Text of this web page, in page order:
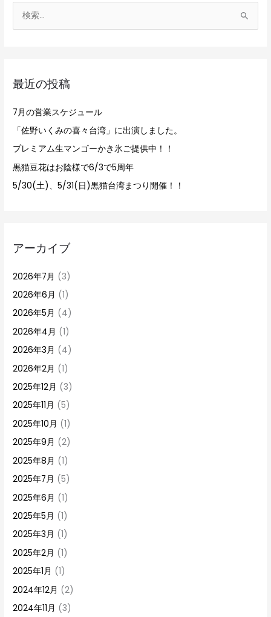
:最近の投稿
7月の営業スケジュール
「佐野いくみの喜々台湾」に出演しました。
プレミアム生マンゴーかき氷ご提供中！！
黒猫豆花はお陰様で6/3で5周年
5/30(土)、5/31(日)黒猫台湾まつり開催！！
アーカイブ
2026年7月 (3)
2026年6月 (1)
2026年5月 (4)
2026年4月 (1)
2026年3月 (4)
2026年2月 (1)
2025年12月 (3)
2025年11月 (5)
2025年10月 (1)
2025年9月 (2)
2025年8月 (1)
2025年7月 (5)
2025年6月 (1)
2025年5月 (1)
2025年3月 (1)
2025年2月 (1)
2025年1月 (1)
2024年12月 (2)
2024年11月 (3)